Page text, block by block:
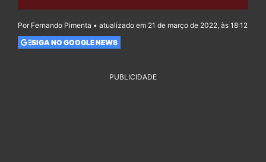
Por Fernando Pimenta • atualizado em 21 de março de 2022, às 18:12
SIGA NO GOOGLE NEWS
PUBLICIDADE